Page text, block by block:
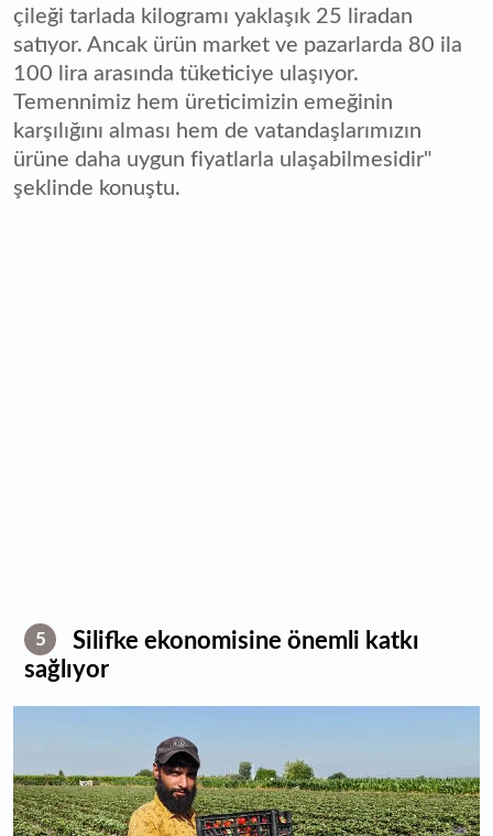
çileği tarlada kilogramı yaklaşık 25 liradan
satıyor. Ancak ürün market ve pazarlarda 80 ila
100 lira arasında tüketiciye ulaşıyor.
Temennimiz hem üreticimizin emeğinin
karşılığını alması hem de vatandaşlarımızın
ürüne daha uygun fiyatlarla ulaşabilmesidir"
şeklinde konuştu.
5
Silifke ekonomisine önemli katkı
sağlıyor